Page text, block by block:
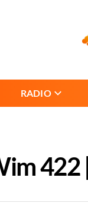
RADIO